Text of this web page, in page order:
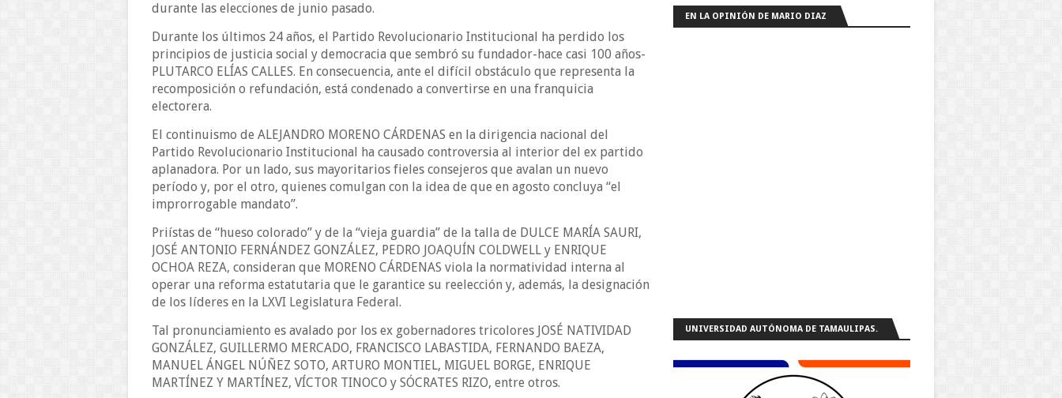
durante las elecciones de junio pasado.
Durante los últimos 24 años, el Partido Revolucionario Institucional ha perdido los
principios de justicia social y democracia que sembró su fundador-hace casi 100 años-
PLUTARCO ELÍAS CALLES. En consecuencia, ante el difícil obstáculo que representa la
recomposición o refundación, está condenado a convertirse en una franquicia
electorera.
El continuismo de ALEJANDRO MORENO CÁRDENAS en la dirigencia nacional del
Partido Revolucionario Institucional ha causado controversia al interior del ex partido
aplanadora. Por un lado, sus mayoritarios fieles consejeros que avalan un nuevo
período y, por el otro, quienes comulgan con la idea de que en agosto concluya “el
improrrogable mandato”.
Priístas de “hueso colorado” y de la “vieja guardia” de la talla de DULCE MARÍA SAURI,
JOSÉ ANTONIO FERNÁNDEZ GONZÁLEZ, PEDRO JOAQUÍN COLDWELL y ENRIQUE
OCHOA REZA, consideran que MORENO CÁRDENAS viola la normatividad interna al
operar una reforma estatutaria que le garantice su reelección y, además, la designación
de los líderes en la LXVI Legislatura Federal.
Tal pronunciamiento es avalado por los ex gobernadores tricolores JOSÉ NATIVIDAD
GONZÁLEZ, GUILLERMO MERCADO, FRANCISCO LABASTIDA, FERNANDO BAEZA,
MANUEL ÁNGEL NÚÑEZ SOTO, ARTURO MONTIEL, MIGUEL BORGE, ENRIQUE
MARTÍNEZ Y MARTÍNEZ, VÍCTOR TINOCO y SÓCRATES RIZO, entre otros.
EN LA OPINIÓN DE MARIO DIAZ
UNIVERSIDAD AUTÓNOMA DE TAMAULIPAS.